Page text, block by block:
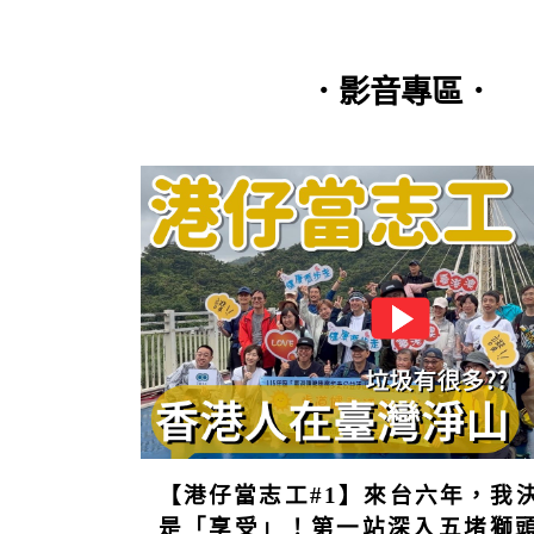
．影音專區．
【港仔當志工#1】來台六年，我
是「享受」！第一站深入五堵獅
第20期(單
篇閱覽)